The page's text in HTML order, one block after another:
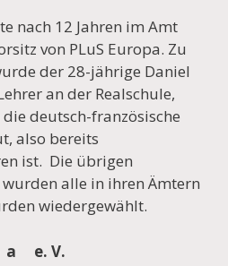
nach 12 Jahren im Amt
von PLuS Europa. Zu
der 28-jährige Daniel
an der Realschule,
deutsch-französische
also bereits
ist. Die übrigen
alle in ihren Ämtern
wiedergewählt.
a e. V.